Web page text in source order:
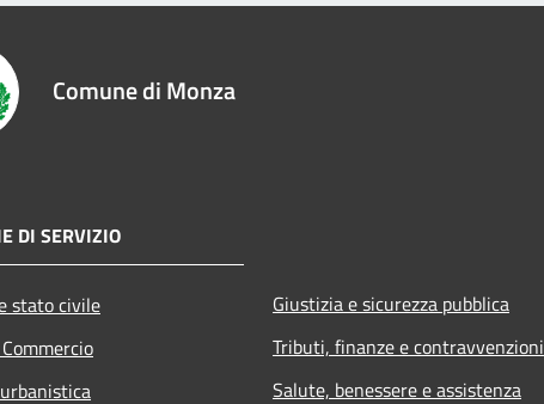
Comune di Monza
DI SERVIZIO
stato civile
Giustizia e sicurezza pubblica
Tributi, finanze e contravvenzioni
Salute, benessere e assistenza